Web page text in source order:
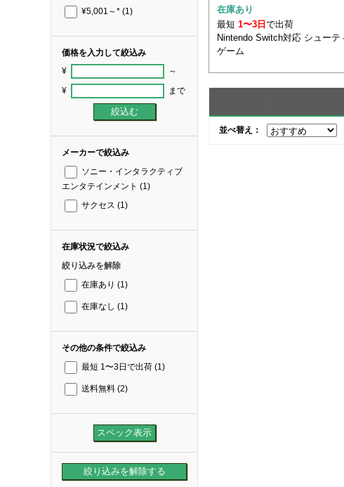
¥5,001～* (1)
価格を入力して絞込み
¥ ～
¥ まで
メーカーで絞込み
ソニー・インタラクティブ
エンタテインメント (1)
サクセス (1)
在庫状況で絞込み
絞り込みを解除
在庫あり (1)
在庫なし (1)
その他の条件で絞込み
最短 1〜3日で出荷 (1)
送料無料 (2)
在庫あり
最短 1〜3日 で出荷
Nintendo Switch対応 シューテ
ゲーム
並べ替え：